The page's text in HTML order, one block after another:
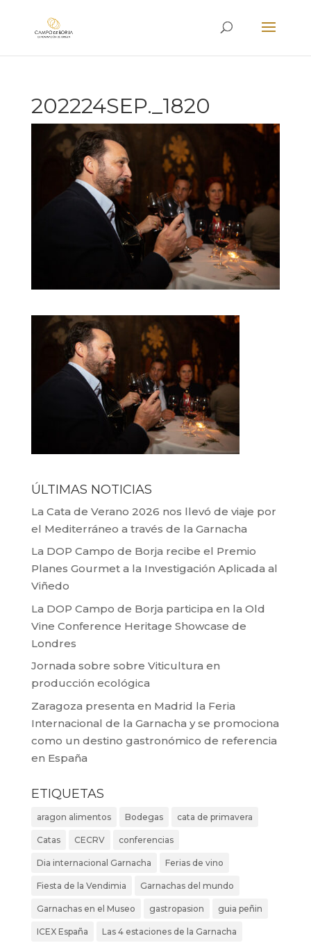
202224SEP._1820
ÚLTIMAS NOTICIAS
La Cata de Verano 2026 nos llevó de viaje por
el Mediterráneo a través de la Garnacha
La DOP Campo de Borja recibe el Premio
Planes Gourmet a la Investigación Aplicada al
Viñedo
La DOP Campo de Borja participa en la Old
Vine Conference Heritage Showcase de
Londres
Jornada sobre sobre Viticultura en
producción ecológica
Zaragoza presenta en Madrid la Feria
Internacional de la Garnacha y se promociona
como un destino gastronómico de referencia
en España
ETIQUETAS
aragon alimentos Bodegas cata de primavera
Catas CECRV conferencias
Dia internacional Garnacha Ferias de vino
Fiesta de la Vendimia Garnachas del mundo
Garnachas en el Museo gastropasion guia peñin
ICEX España Las 4 estaciones de la Garnacha